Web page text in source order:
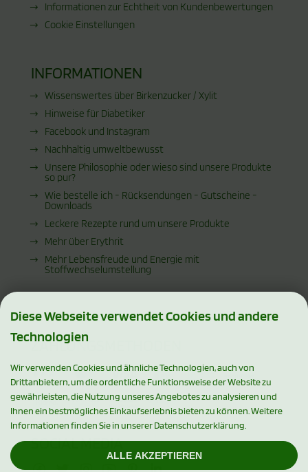
Informationen zur Echtheit von Kundenbewertungen
Cookie Einstellungen
INFORMATIONEN
Wissenswertes über Birkenzucker / Xylit
Hinweise für Diabetiker
Facebook und Instagram
Nachhaltig umweltbewusst
Unsere Philosophie oder wieso sind unsere Produkte
so pur?
Wie bestelle ich - Rücksendungen - Gutscheine -
Downloads
Leckere Rezepte rund um unsere Produkte
Mehr über Erythrit
Mehr Lebensfreude und Energie mit
Stoffwechselumstellung
ZAHLUNGSMETHODEN
SOCIAL MEDIA
Diese Webseite verwendet Cookies und andere
Technologien
Wir verwenden Cookies und ähnliche Technologien, auch von
Drittanbietern, um die ordentliche Funktionsweise der Website zu
gewährleisten, die Nutzung unseres Angebotes zu analysieren und
Ihnen ein bestmögliches Einkaufserlebnis bieten zu können. Weitere
Informationen finden Sie in unserer Datenschutzerklärung.
ALLE AKZEPTIEREN